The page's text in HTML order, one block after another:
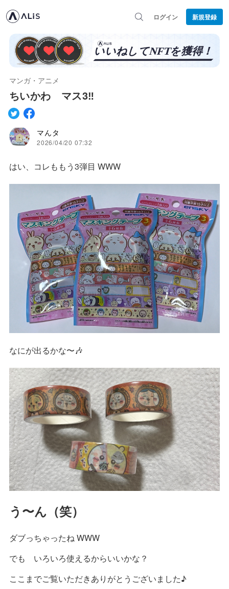
ログイン 新規登録
マンガ・アニメ
ちいかわ マス3‼️
マんタ
2026/04/20 07:32
はい、コレももう3弾目 WWW
なにが出るかな〜🎶
う〜ん（笑）
ダブっちゃったね WWW
でも いろいろ使えるからいいかな？
ここまでご覧いただきありがとうございました♪